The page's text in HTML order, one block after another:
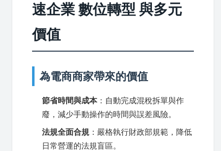
速企業 數位轉型 與多元
價值
為電商商家帶來的價值
節省時間與成本：自動完成混稅拆單與作
廢，減少手動操作的時間與誤差風險。
法規全面合規 ：嚴格執行財政部規範，降低
日常營運的法規盲區。